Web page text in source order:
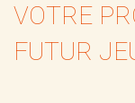
VOTRE
FUTUR